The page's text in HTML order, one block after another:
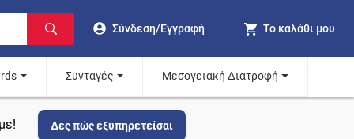
Σύνδεση/Εγγραφή Το καλάθι μου
Συνταγές Μεσογειακή Διατροφή
Δες πώς εξυπηρετείσαι